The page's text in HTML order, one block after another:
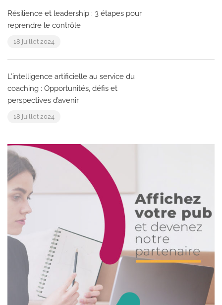
Résilience et leadership : 3 étapes pour
reprendre le contrôle
18 juillet 2024
L’intelligence artificielle au service du
coaching : Opportunités, défis et
perspectives d’avenir
18 juillet 2024